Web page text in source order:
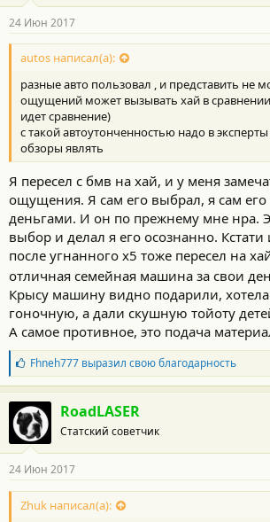
н
о
с
и
:
24 Июн 2017
autos написал(а):
разные авто пользовал , и представить не
ощущений может вызывать хай в
идет сравнение)
с такой автоутонченностью надо в
обзоры являть
Я пересел с бмв на хай, и у меня
ощущения. Я сам его выбрал, я сам
деньгами. И он по прежнему мне нра.
выбор и делал я его осознанно.
после угнанного х5 тоже пересел на
отличная семейная машина за свои
Крысу машину видно подарили,
гоночную, а дали скушную тойоту
А самое противное, это подача
Б
л
а
г
о
д
а
н
о
с
Fhneh777выразил свою благодарность
RoadLASER
Статский советчик
24 Июн 2017
Zhuk написал(а):